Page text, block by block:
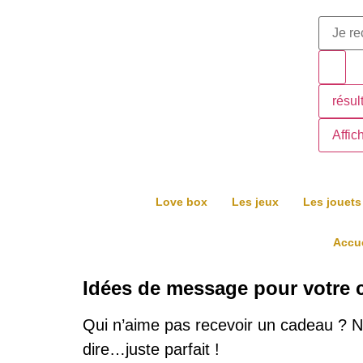
Love box Les jeux Les
Idées de message pour votre
Qui n’aime pas recevoir un cadeau ?
dire…juste parfait !